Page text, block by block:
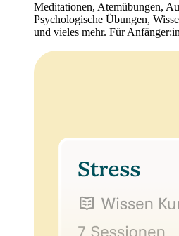
Meditationen, Atemübungen,
Psychologische Übungen,
und vieles mehr. Für